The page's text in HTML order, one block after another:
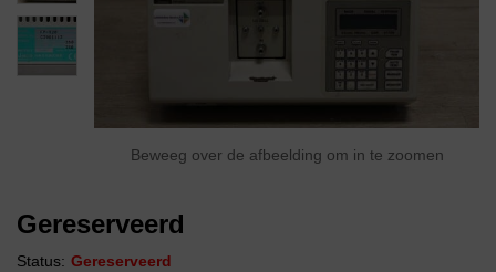
Beweeg over de afbeelding om in te zoomen
Gereserveerd
Status: Gereserveerd